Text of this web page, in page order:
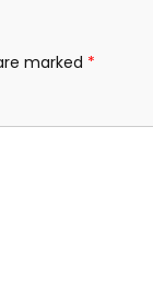
marked *